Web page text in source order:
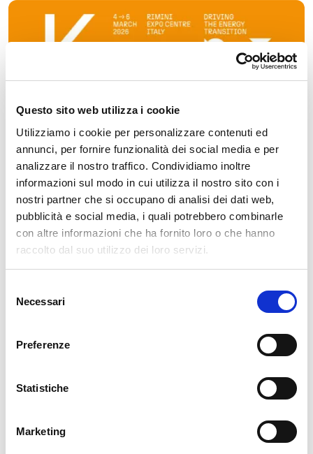
Questo sito web utilizza i cookie
Utilizziamo i cookie per personalizzare contenuti ed
annunci, per fornire funzionalità dei social media e per
analizzare il nostro traffico. Condividiamo inoltre
informazioni sul modo in cui utilizza il nostro sito con i
nostri partner che si occupano di analisi dei dati web,
pubblicità e social media, i quali potrebbero combinarle
con altre informazioni che ha fornito loro o che hanno
raccolto dal suo utilizzo dei loro servizi.
delNecessari
Preferenze
Statistiche
Marketing
05 FEB 2026
ZCS Azzurro a KEY 2026
ZCS Azzurro sarà presente a KEY – The Energy
Transition Expo 2026, uno degli appuntamenti di